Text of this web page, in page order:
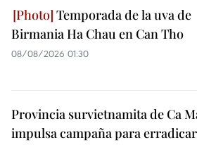
Temporada de la uva de
Birmania Ha Chau en Can Tho
08/08/2026 01:30
Provincia survietnamita de Ca
impulsa campaña para